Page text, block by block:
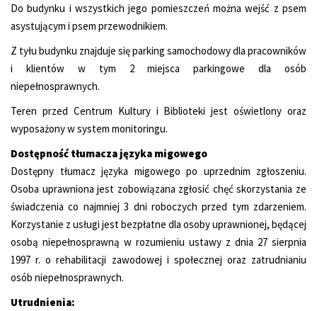
Do budynku i wszystkich jego pomieszczeń można wejść z psem
asystującym i psem przewodnikiem.
Z tyłu budynku znajduje się parking samochodowy dla pracowników
i klientów w tym 2 miejsca parkingowe dla osób
niepełnosprawnych.
Teren przed Centrum Kultury i Biblioteki jest oświetlony oraz
wyposażony w system monitoringu.
Dostępność tłumacza języka migowego
Dostępny tłumacz języka migowego po uprzednim zgłoszeniu.
Osoba uprawniona jest zobowiązana zgłosić chęć skorzystania ze
świadczenia co najmniej 3 dni roboczych przed tym zdarzeniem.
Korzystanie z usługi jest bezpłatne dla osoby uprawnionej, będącej
osobą niepełnosprawną w rozumieniu ustawy z dnia 27 sierpnia
1997 r. o rehabilitacji zawodowej i społecznej oraz zatrudnianiu
osób niepełnosprawnych.
Utrudnienia: